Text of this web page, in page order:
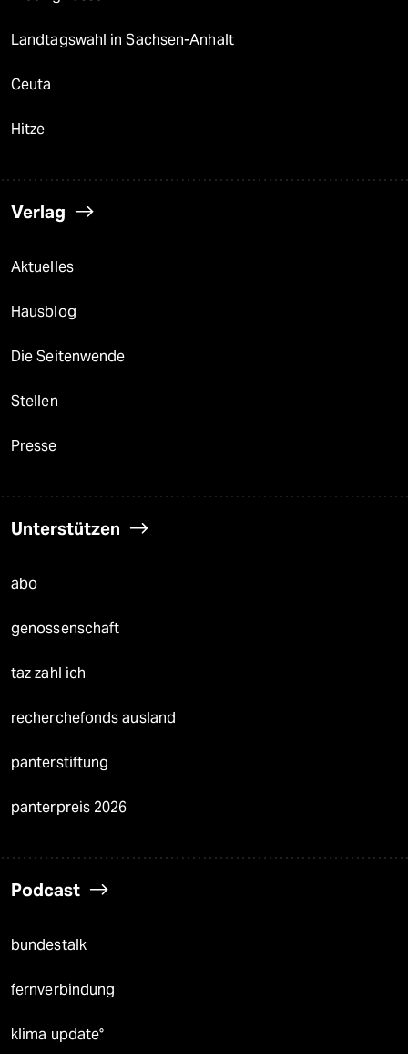
Landtagswahl in Sachsen-Anhalt
Ceuta
Hitze
Verlag
Aktuelles
Hausblog
Die Seitenwende
Stellen
Presse
Unterstützen
abo
genossenschaft
taz zahl ich
recherchefonds ausland
panterstiftung
panterpreis 2026
Podcast
bundestalk
fernverbindung
klima update°